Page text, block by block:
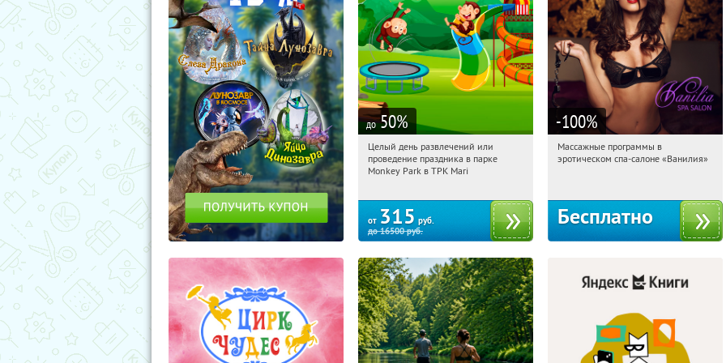
до 50%
01:24:23 Купили:
Братиславская
Целый день развлечений или
проведение праздника в парке
Monkey Park в ТРК Mari
от 315 руб.
до16500руб.
-100%
01:24:23 Получили:
Массажные программы в
эротическом спа-салоне «Ванилия»
Бесплатно